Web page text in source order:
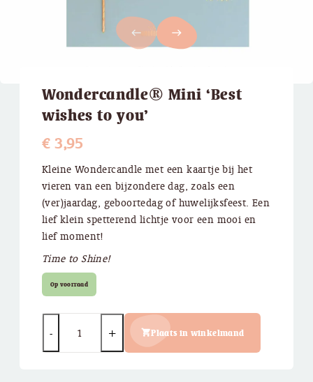
west east
Wondercandle® Mini ‘Best
wishes to you’
€3,95
​Kleine Wondercandle met een kaartje bij het
vieren van een bijzondere dag, zoals een
(ver)jaardag, geboortedag of huwelijksfeest. Een
lief klein spetterend lichtje voor een mooi en
lief moment!
Time to Shine!
Op voorraad
Plaats in winkelmand